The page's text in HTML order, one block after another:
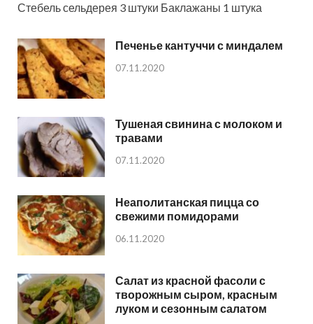
Стебель сельдерея 3 штуки Баклажаны 1 штука
Печенье кантуччи с миндалем
07.11.2020
Тушеная свинина с молоком и
травами
07.11.2020
Неаполитанская пицца со
свежими помидорами
06.11.2020
Салат из красной фасоли с
творожным сыром, красным
луком и сезонным салатом